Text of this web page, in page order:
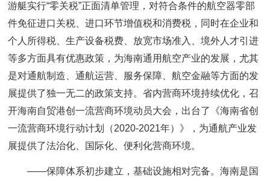
游艇实行“零关税”正面清单管理，对符合条件的航空器零部
件免征进口关税、进口环节增值税和消费税，同时在企业和
个人所得税、生产设备税费、放宽市场准入、境外人才引进
等多方面具有优惠政策，为海南通用航空产业的发展，尤其
是对通航制造、通航运营、服务保障、航空金融等方面的发
展提供了独一无二的政策支持。省内营商环境持续优化，召
开海南自贸港创一流营商环境动员大会，出台了《海南省创
一流营商环境行动计划（2020-2021年）》，为通航产业发
展提供了法治化、国际化、便利化营商环境。
——保障体系初步建立，基础设施相对完备。海南是国